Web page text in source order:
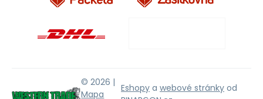
© 2026 |
Mapa
Eshopy a webové stránky od